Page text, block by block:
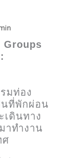
Groups
มท่อง
นที่พักผ่อน
เดินทาง
าทำงาน
ศ